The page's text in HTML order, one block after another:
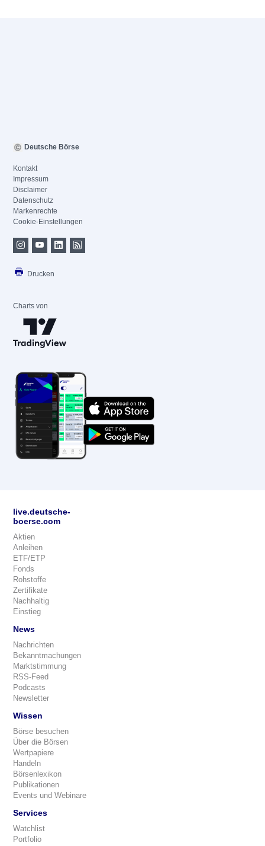
Deutsche Börse
Kontakt
Impressum
Disclaimer
Datenschutz
Markenrechte
Cookie-Einstellungen
Drucken
Charts von
live.deutsche-
boerse.com
Aktien
Anleihen
ETF/ETP
Fonds
Rohstoffe
Zertifikate
Nachhaltig
Einstieg
News
Nachrichten
Bekanntmachungen
Marktstimmung
RSS-Feed
Podcasts
Newsletter
Wissen
Börse besuchen
Über die Börsen
Wertpapiere
Handeln
Börsenlexikon
Publikationen
Events und Webinare
Services
Watchlist
Portfolio